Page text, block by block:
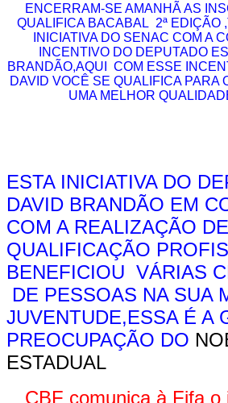
ENCERRAM-SE AMANHÃ AS
QUALIFICA BACABAL 2ª EDIÇÃO
INICIATIVA DO SENAC COM A
INCENTIVO DO DEPUTADO
BRANDÃO,AQUI COM ESSE
DAVID VOCÊ SE QUALIFICA PARA
UMA MELHOR
ESTA INICIATIVA DO
DAVID BRANDÃO EM
COM A REALIZAÇÃO
QUALIFICAÇÃO
BENEFICIOU VÁRIAS
DE PESSOAS NA SUA
JUVENTUDE,ESSA É A
PREOCUPAÇÃO DO
ESTADUAL
CBF comunica à Fifa o